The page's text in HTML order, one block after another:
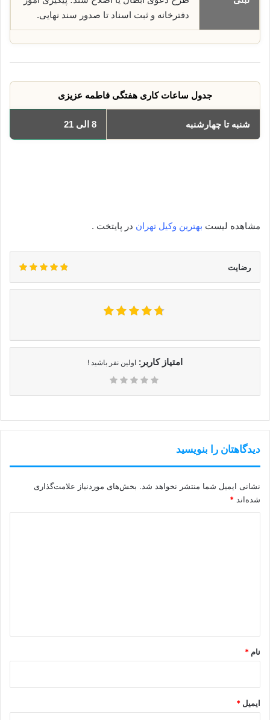
دفترخانه و ثبت اسناد تا صدور سند نهایی.
جدول ساعات کاری هفتگی فاطمه عزیزی
شنبه تا چهارشنبه 8 الی 21
مشاهده لیست بهترین وکیل تهران در پایتخت .
رضایت
امتیاز کاربر: اولین نفر باشید !
دیدگاهتان را بنویسید
نشانی ایمیل شما منتشر نخواهد شد. بخش‌های موردنیاز علامت‌گذاری
شده‌اند *
نام *
ایمیل *